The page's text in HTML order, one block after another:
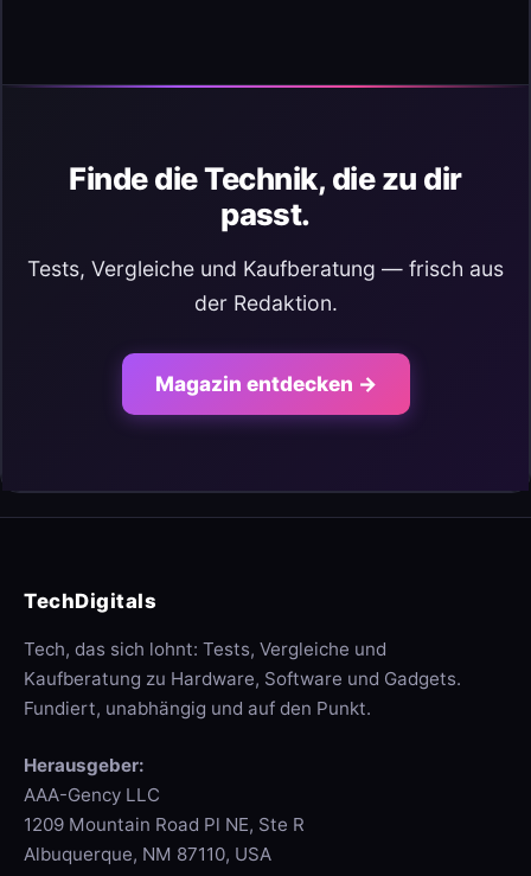
Finde die Technik, die zu dir
passt.
Tests, Vergleiche und Kaufberatung — frisch aus
der Redaktion.
Magazin entdecken →
TechDigitals
Tech, das sich lohnt: Tests, Vergleiche und
Kaufberatung zu Hardware, Software und Gadgets.
Fundiert, unabhängig und auf den Punkt.
Herausgeber:
AAA-Gency LLC
1209 Mountain Road Pl NE, Ste R
Albuquerque, NM 87110, USA